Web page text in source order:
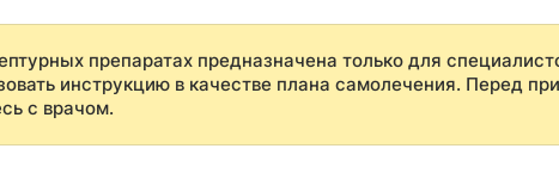
препаратах предназначена только для
инструкцию в качестве плана самолечения. Перед
с врачом.